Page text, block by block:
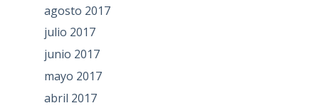
agosto 2017
julio 2017
junio 2017
mayo 2017
abril 2017